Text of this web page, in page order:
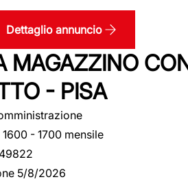
Dettaglio annuncio
MAGAZZINO
- PISA
1600 - 1700 mensile
5/8/2026